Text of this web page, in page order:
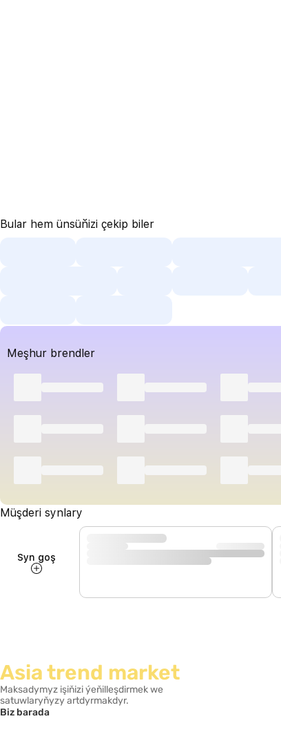
Bular hem ünsüňizi çekip biler
Meşhur brendler
Müşderi synlary
Syn goş
Asia trend market
Maksadymyz işiňizi ýeňilleşdirmek we
satuwlaryňyzy artdyrmakdyr.
Biz barada